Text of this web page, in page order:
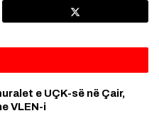
e UÇK-së në Çair,
VLEN-i